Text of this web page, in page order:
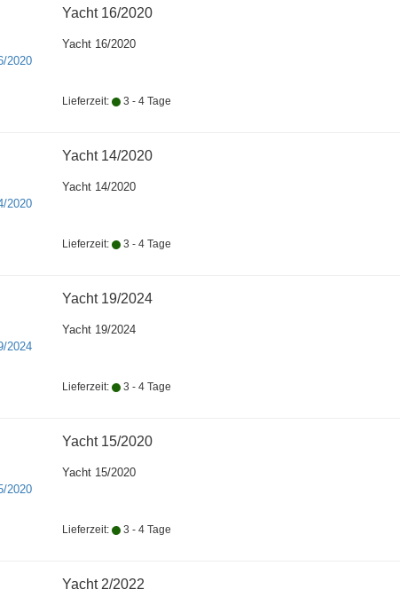
Yacht 16/2020
Yacht 16/2020
Lieferzeit: 3 - 4 Tage
Yacht 14/2020
Yacht 14/2020
Lieferzeit: 3 - 4 Tage
Yacht 19/2024
Yacht 19/2024
Lieferzeit: 3 - 4 Tage
Yacht 15/2020
Yacht 15/2020
Lieferzeit: 3 - 4 Tage
Yacht 2/2022